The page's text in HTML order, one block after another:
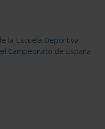
la Escuela Deportiva
Campeonato de España